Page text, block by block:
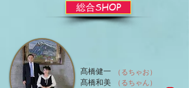
総合SHOP
（るちゃお）
（るちゃん）
髙橋健一
髙橋和美